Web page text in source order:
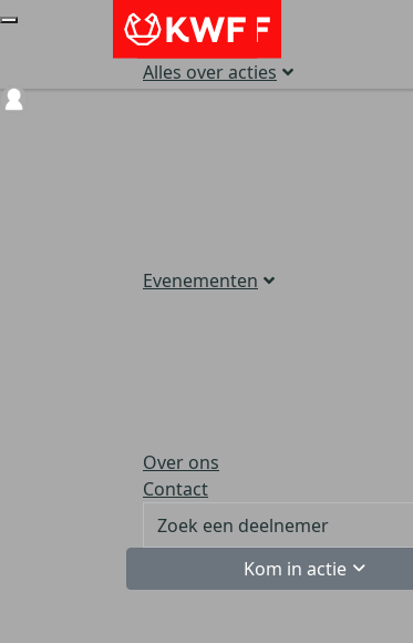
Alles over acties
Evenementen
Over ons
Contact
Kom in actie